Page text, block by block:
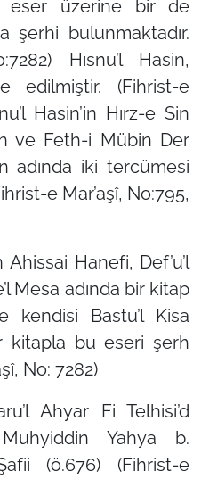
eser üzerine bir de
şerhi bulunmaktadır.
Hısnu’l Hasin,
edilmiştir. (Fihrist-e
Hasin’in Hırz-e Sin
ve Feth-i Mübin Der
adında iki tercümesi
e Mar’aşî, No:795,
Hanefi, Def’u’l
Mesa adında bir kitap
kendisi Bastu’l Kisa
kitapla bu eseri şerh
No: 7282)
Ahyar Fi Telhisi’d
Yahya b.
(ö.676) (Fihrist-e